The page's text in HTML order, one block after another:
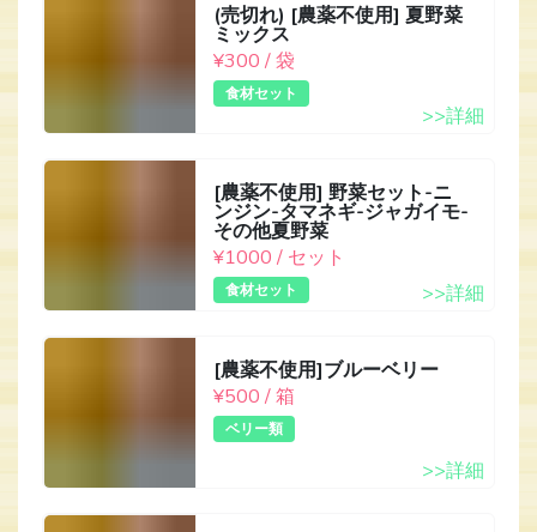
(売切れ) [農薬不使用] 夏野菜
ミックス
¥300 / 袋
食材セット
>>詳細
[農薬不使用] 野菜セット-ニ
ンジン-タマネギ-ジャガイモ-
その他夏野菜
¥1000 / セット
食材セット >>詳細
[農薬不使用]ブルーベリー
¥500 / 箱
ベリー類
>>詳細